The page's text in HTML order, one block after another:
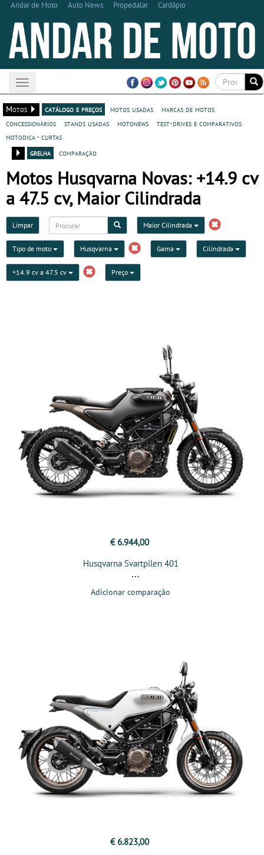
Andar de Moto Auto News Propedalar Cardápio
Toggle
navigation
Motos
catálogo e preços motos usadas
marcas de motos
concessionários
stands usadas motonews
test-drives e comparativos
motodica - curtas
grelha
comparação
Motos Husqvarna Novas: +14.9 cv
a 47.5 cv, Maior Cilindrada
Limpar Maior Cilindrada
Tipo de moto Husqvarna Gama Cilindrada
+14.9 cv a 47.5 cv Preço
€ 6.944,00
Husqvarna Svartpilen 401
Adicionar comparação
€ 6.823,00